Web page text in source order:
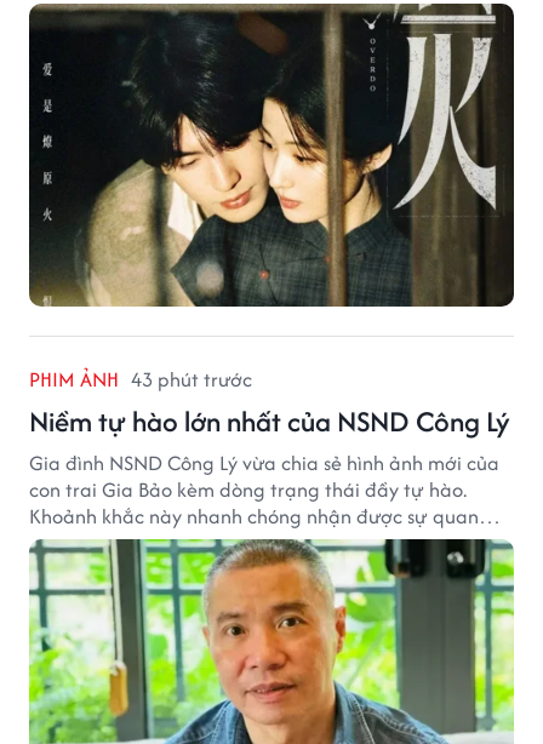
PHIM ẢNH 43 phút trước
Niềm tự hào lớn nhất của NSND Công Lý
Gia đình NSND Công Lý vừa chia sẻ hình ảnh mới của
con trai Gia Bảo kèm dòng trạng thái đầy tự hào.
Khoảnh khắc này nhanh chóng nhận được sự quan
tâm từ đông đảo khán giả.